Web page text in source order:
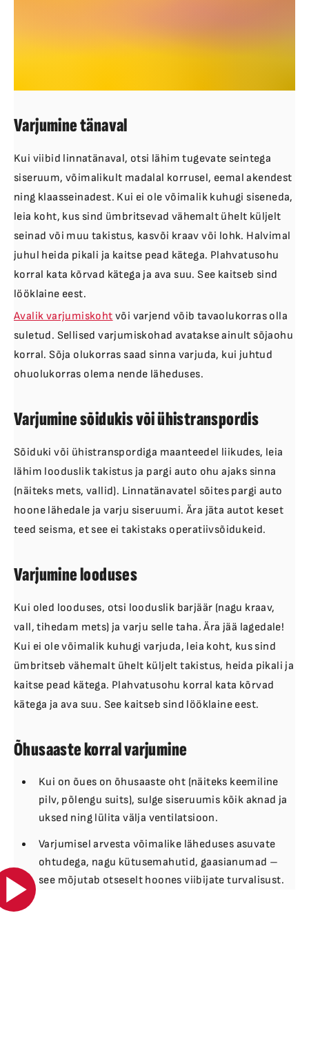
Varjumine tänaval
Kui viibid linnatänaval, otsi lähim tugevate seintega
siseruum, võimalikult madalal korrusel, eemal akendest
ning klaasseinadest. Kui ei ole võimalik kuhugi siseneda,
leia koht, kus sind ümbritsevad vähemalt ühelt küljelt
seinad või muu takistus, kasvõi kraav või lohk. Halvimal
juhul heida pikali ja kaitse pead kätega. Plahvatusohu
korral kata kõrvad kätega ja ava suu. See kaitseb sind
lööklaine eest.
Avalik varjumiskoht või varjend võib tavaolukorras olla
suletud. Sellised varjumiskohad avatakse ainult sõjaohu
korral. Sõja olukorras saad sinna varjuda, kui juhtud
ohuolukorras olema nende läheduses.
Varjumine sõidukis või ühistranspordis
Sõiduki või ühistranspordiga maanteedel liikudes, leia
lähim looduslik takistus ja pargi auto ohu ajaks sinna
(näiteks mets, vallid). Linnatänavatel sõites pargi auto
hoone lähedale ja varju siseruumi. Ära jäta autot keset
teed seisma, et see ei takistaks operatiivsõidukeid.
Varjumine looduses
Kui oled looduses, otsi looduslik barjäär (nagu kraav,
vall, tihedam mets) ja varju selle taha. Ära jää lagedale!
Kui ei ole võimalik kuhugi varjuda, leia koht, kus sind
ümbritseb vähemalt ühelt küljelt takistus, heida pikali ja
kaitse pead kätega. Plahvatusohu korral kata kõrvad
kätega ja ava suu. See kaitseb sind lööklaine eest.
Õhusaaste korral varjumine
Kui on õues on õhusaaste oht (näiteks keemiline
pilv, põlengu suits), sulge siseruumis kõik aknad ja
uksed ning lülita välja ventilatsioon.
Varjumisel arvesta võimalike läheduses asuvate
ohtudega, nagu kütusemahutid, gaasianumad –
see mõjutab otseselt hoones viibijate turvalisust.